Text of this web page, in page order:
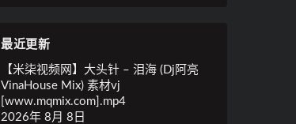
最近更新
【米柒视频网】大头针 – 泪海 (Dj阿亮
VinaHouse Mix) 素材vj
[www.mqmix.com].mp4
2026年 8月 8日